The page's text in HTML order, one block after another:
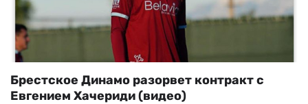
Брестское Динамо разорвет контракт с
Евгением Хачериди (видео)